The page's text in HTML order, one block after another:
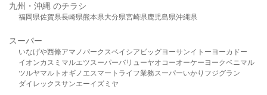
九州・沖縄 のチラシ
福岡県佐賀県長崎県熊本県大分県宮崎県鹿児島県沖縄県
スーパー
いなげや西條アマノパークスベイシア ビッグヨーサンイトーヨーカドー
イオンカスミ マルエツスーパーバリューヤオコーオーケー ヨークベニマル
ツルヤマルト オギノ エスマート ライフ業務スーパーいかり フジグラン
ダイレックスサンエーイズミヤ